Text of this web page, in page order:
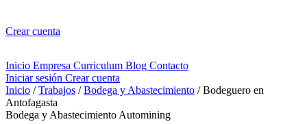
Crear cuenta
Inicio Empresa Curriculum Blog Contacto
Iniciar sesión Crear cuenta
Inicio / Trabajos / Bodega y Abastecimiento / Bodeguero en
Antofagasta
Bodega y Abastecimiento Automining